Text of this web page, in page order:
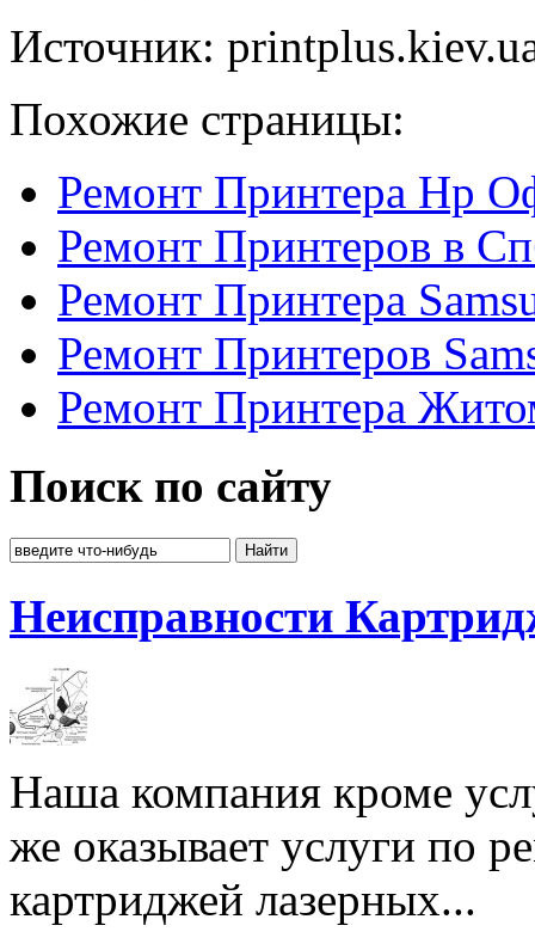
Источник:
Похожие страницы:
Ремонт Принтера Hp
Ремонт Принтеров в
Ремонт Принтера
Ремонт Принтеров
Ремонт Принтера
Поиск по сайту
Неисправности
Наша компания кроме
же оказывает услуги по
картриджей лазерных...